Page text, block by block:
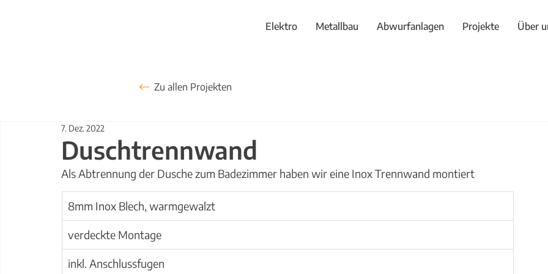
Elektro Metallbau Abwurfanlagen Projekte Über
Duschtrennwand
7. Dez. 2022
Als Abtrennung der Dusche zum Badezimmer haben wir eine Inox Trennwand montiert
8mm Inox Blech, warmgewalzt
verdeckte Montage
inkl. Anschlussfugen
Zu allen Projekten